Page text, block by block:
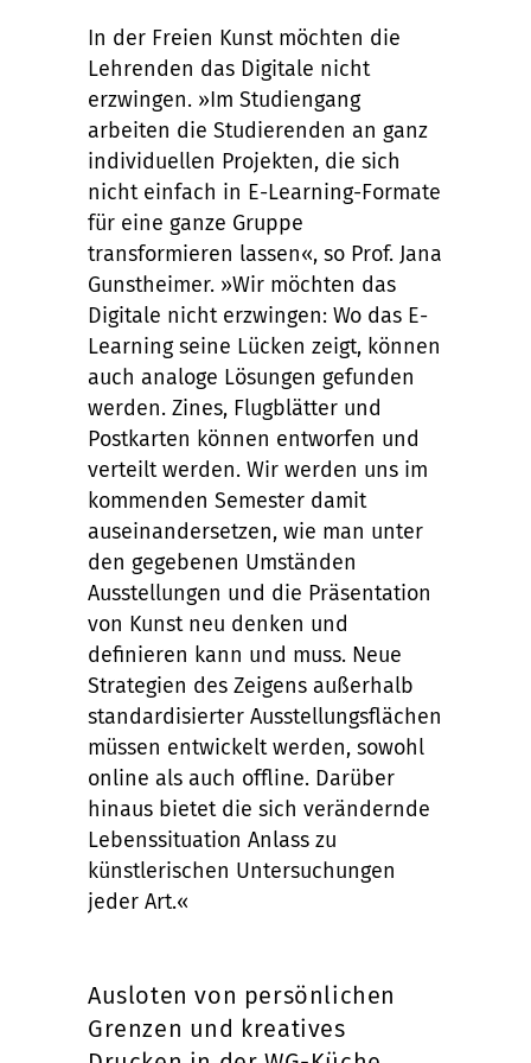
In der Freien Kunst möchten die
Lehrenden das Digitale nicht
erzwingen. »Im Studiengang
arbeiten die Studierenden an ganz
individuellen Projekten, die sich
nicht einfach in E-Learning-Formate
für eine ganze Gruppe
transformieren lassen«, so Prof. Jana
Gunstheimer. »Wir möchten das
Digitale nicht erzwingen: Wo das E-
Learning seine Lücken zeigt, können
auch analoge Lösungen gefunden
werden. Zines, Flugblätter und
Postkarten können entworfen und
verteilt werden. Wir werden uns im
kommenden Semester damit
auseinandersetzen, wie man unter
den gegebenen Umständen
Ausstellungen und die Präsentation
von Kunst neu denken und
definieren kann und muss. Neue
Strategien des Zeigens außerhalb
standardisierter Ausstellungsflächen
müssen entwickelt werden, sowohl
online als auch offline. Darüber
hinaus bietet die sich verändernde
Lebenssituation Anlass zu
künstlerischen Untersuchungen
jeder Art.«
Ausloten von persönlichen
Grenzen und kreatives